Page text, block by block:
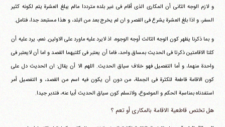
و لازم الوجه الثانی أن المکاری الذی أقام فی غیر بلده مترددا مالم یبلغ العشرة یتم لکونه کثیر
السفر، و اذا بلغ العشرة یشرع فی القصر و ان لم یخرج بعد من البلد، و هذا مستبعد جدا، فتامل.
و بما ذکرنا یظهر کون الوجه الثالث أوجه الوجوه، اذ لایرد علیه ماورد علی الاولین. نعم، یرد علیه أن
کلتا الاقامتین ذکرتا فی الحدیث بمساق واحد، فاما أن یعتبر فی کلتیهما القصد و اما أن لایعتبر فی
واحدة منهما، و أما التفصیل فهو خلاف سیاق الحدیث. اللهم الا أن یقال: ان الحدیث دل علی
کون الاقامة قاطعة للکثرة فی الجملة، من دون أن یکون فیه اسم من القصد، و التفصیل أمر
استفدناه بمناسبة الحکم و الموضوع، ولانسلم کون سیاق الحدیث أبیا عنه، فتدبر جیدا.
هل تختص قاطعیة الاقامة بالمکاری أو تعم ؟